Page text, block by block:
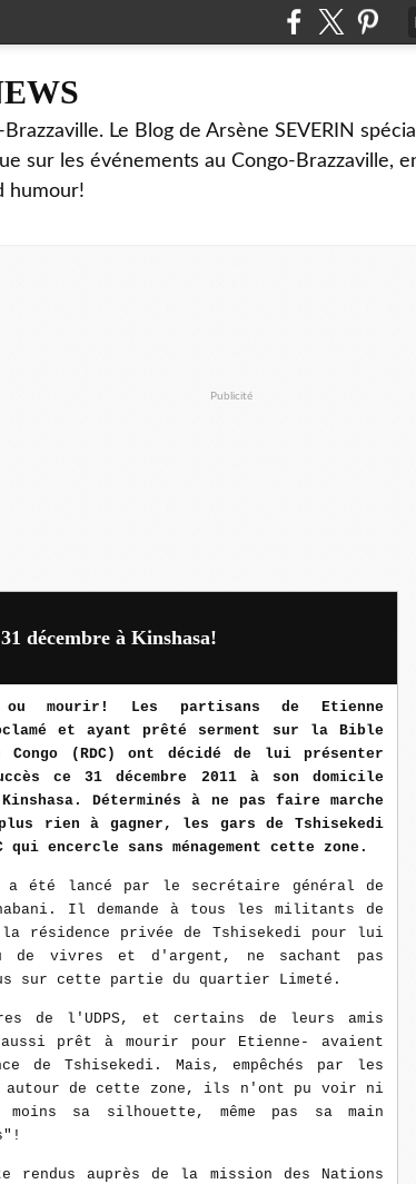
Le Blog de Arsène SEVERIN
sur les événements au Congo-Brazzaville,
humour!
Publicité
décembre à Kinshasa!
ou mourir! Les partisans de Etienne
et ayant prêté serment sur la Bible
Congo (RDC) ont décidé de lui présenter
ce 31 décembre 2011 à son domicile
Déterminés à ne pas faire marche
rien à gagner, les gars de Tshisekedi
encercle sans ménagement cette zone.
a été lancé par le secrétaire général de
Il demande à tous les militants de
la résidence privée de Tshisekedi pour lui
de vivres et d'argent, ne sachant pas
sur cette partie du quartier Limeté.
de l'UDPS, et certains de leurs amis
aussi prêt à mourir pour Etienne- avaient
de Tshisekedi. Mais, empêchés par les
autour de cette zone, ils n'ont pu voir ni
sa silhouette, même pas sa main
rendus auprès de la mission des Nations